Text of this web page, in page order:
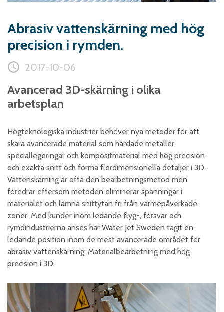
Abrasiv vattenskärning med hög
precision i rymden.
2017-10-06
Avancerad 3D-skärning i olika
arbetsplan
Högteknologiska industrier behöver nya metoder för att
skära avancerade material som härdade metaller,
speciallegeringar och kompositmaterial med hög precision
och exakta snitt och forma flerdimensionella detaljer i 3D.
Vattenskärning är ofta den bearbetningsmetod men
föredrar eftersom metoden eliminerar spänningar i
materialet och lämna snittytan fri från värmepåverkade
zoner. Med kunder inom ledande flyg-, försvar och
rymdindustrierna anses har Water Jet Sweden tagit en
ledande position inom de mest avancerade området för
abrasiv vattenskärning: Materialbearbetning med hög
precision i 3D.
Skumplast och isolering
Trä – Fabricerade
Arbeta hos WJS
Bli representant
Spare Parts Login
Kontakta oss